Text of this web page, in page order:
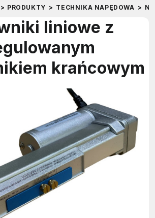
> PRODUKTY > TECHNIKA NAPĘDOWA >
liniowe z
krańcowym